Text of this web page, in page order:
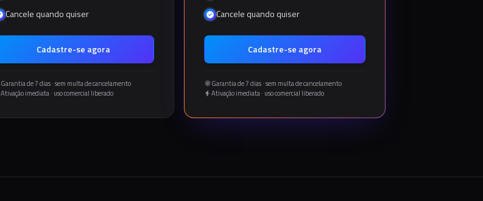
Cancele quando quiser
Cadastre-se agora
Garantia de 7 dias · sem multa de cancelamento
Ativação imediata · uso comercial liberado
Cancele quando quiser
Cadastre-se agora
Garantia de 7 dias · sem multa de cancelamento
Ativação imediata · uso comercial liberado